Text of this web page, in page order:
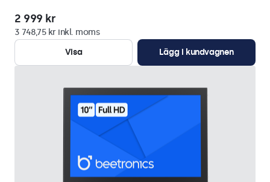
2 999 kr
3 748,75 kr inkl. moms
Visa
Lägg i kundvagnen